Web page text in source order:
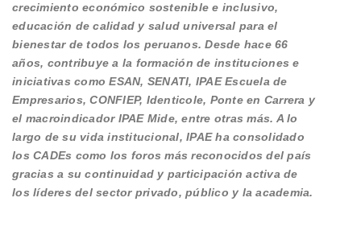
crecimiento económico sostenible e inclusivo,
educación de calidad y salud universal para el
bienestar de todos los peruanos. Desde hace 66
años, contribuye a la formación de instituciones e
iniciativas como ESAN, SENATI, IPAE Escuela de
Empresarios, CONFIEP, Identicole, Ponte en Carrera y
el macroindicador IPAE Mide, entre otras más. A lo
largo de su vida institucional, IPAE ha consolidado
los CADEs como los foros más reconocidos del país
gracias a su continuidad y participación activa de
los líderes del sector privado, público y la academia.